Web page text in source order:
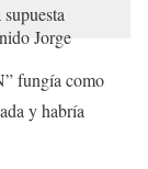
Jorge
fungía como
y habría